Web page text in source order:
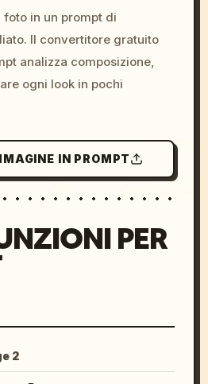
colors, 8k --v 6.0
in un prompt di
Il convertitore gratuito
analizza composizione,
ogni look in pochi
IN PROMPT
PER
2